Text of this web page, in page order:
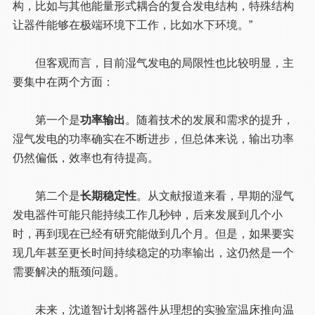
构，比如与其他能量形式耦合的复合发电结构，特殊结构
让器件能够在极端环境下工作，比如水下环境。”
但客观而言，目前湿气发电的局限性也比较明显，主
要集中在两个方面：
第一个是功率输出。随着技术的发展和需求的提升，
湿气发电的功率确实在不断进步，但总体来说，输出功率
仍然偏低，效率也有待提高。
第二个是长期稳定性。从文献报道来看，早期的湿气
发电器件可能只能持续工作几秒钟，后来发展到几个小
时，再到现在已经有研究能做到几个月。但是，如果要实
现几年甚至更长时间持续稳定的功率输出，这仍然是一个
需要解决的瓶颈问题。
未来，沈道智计划将器件从理想的实验室温床推向温